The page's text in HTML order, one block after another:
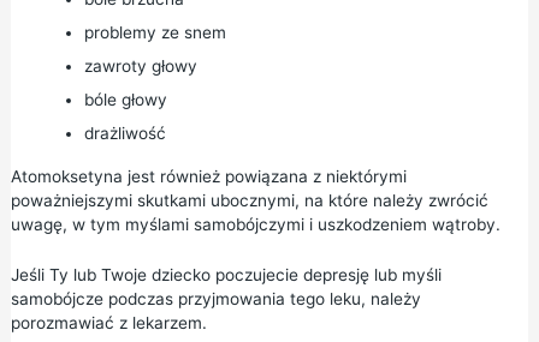
problemy ze snem
zawroty głowy
bóle głowy
drażliwość
Atomoksetyna jest również powiązana z niektórymi
poważniejszymi skutkami ubocznymi, na które należy zwrócić
uwagę, w tym myślami samobójczymi i uszkodzeniem wątroby.
Jeśli Ty lub Twoje dziecko poczujecie depresję lub myśli
samobójcze podczas przyjmowania tego leku, należy
porozmawiać z lekarzem.